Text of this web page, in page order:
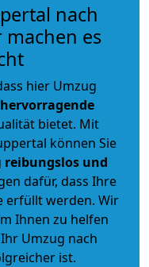
nach
machen es
hier Umzug
hervorragende
bietet. Mit
können Sie
reibungslos und
dafür, dass Ihre
erfüllt werden. Wir
Ihnen zu helfen
Umzug nach
ist.